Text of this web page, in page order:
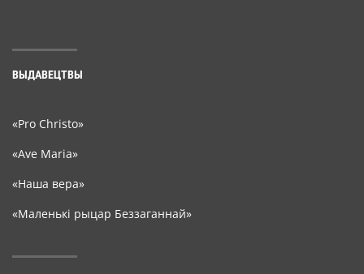
ВЫДАВЕЦТВЫ
«Pro Christo»
«Ave Maria»
«Наша вера»
«Маленькі рыцар Беззаганнай»